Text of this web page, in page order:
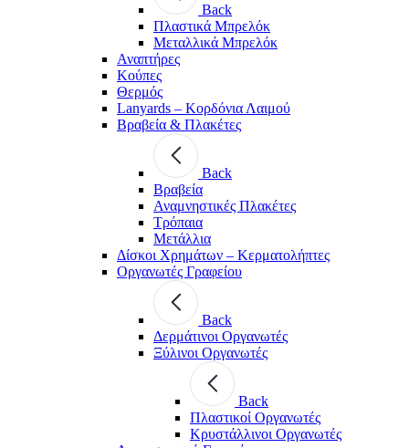
Back
Πλαστικά Μπρελόκ
Μεταλλικά Μπρελόκ
Αναπτήρες
Κούπες
Θερμός
Lanyards – Kορδόνια Λαιμού
Βραβεία & Πλακέτες
Back
Βραβεία
Αναμνηστικές Πλακέτες
Τρόπαια
Μετάλλια
Δίσκοι Χρημάτων – Κερματολήπτες
Οργανωτές Γραφείου
Back
Δερμάτινοι Οργανωτές
Ξύλινοι Οργανωτές
Back
Πλαστικοί Οργανωτές
Κρυστάλλινοι Οργανωτές